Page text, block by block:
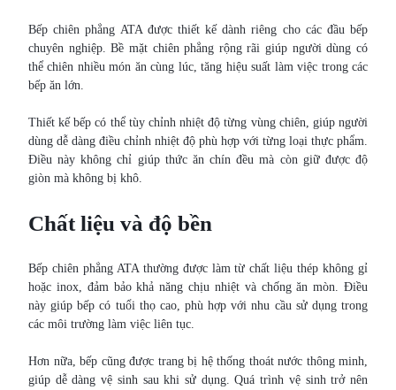
Bếp chiên phẳng ATA được thiết kế dành riêng cho các đầu bếp
chuyên nghiệp. Bề mặt chiên phẳng rộng rãi giúp người dùng có
thể chiên nhiều món ăn cùng lúc, tăng hiệu suất làm việc trong các
bếp ăn lớn.
Thiết kế bếp có thể tùy chỉnh nhiệt độ từng vùng chiên, giúp người
dùng dễ dàng điều chỉnh nhiệt độ phù hợp với từng loại thực phẩm.
Điều này không chỉ giúp thức ăn chín đều mà còn giữ được độ
giòn mà không bị khô.
Chất liệu và độ bền
Bếp chiên phẳng ATA thường được làm từ chất liệu thép không gỉ
hoặc inox, đảm bảo khả năng chịu nhiệt và chống ăn mòn. Điều
này giúp bếp có tuổi thọ cao, phù hợp với nhu cầu sử dụng trong
các môi trường làm việc liên tục.
Hơn nữa, bếp cũng được trang bị hệ thống thoát nước thông minh,
giúp dễ dàng vệ sinh sau khi sử dụng. Quá trình vệ sinh trở nên